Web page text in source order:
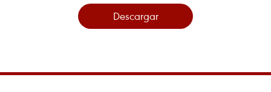
Descargar